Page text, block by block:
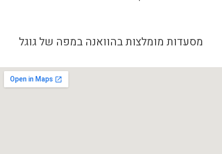
מסעדות מומלצות בהוואנה במפה של גוגל​